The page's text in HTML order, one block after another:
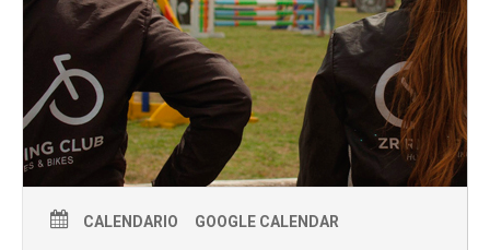
CALENDARIO GOOGLE CALENDAR